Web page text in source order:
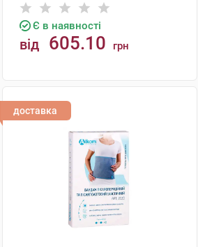
Є в наявності
від 605.10 грн
доставка